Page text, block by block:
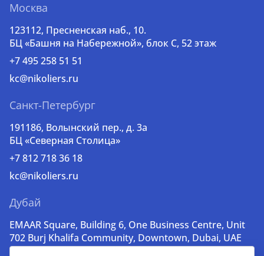
Москва
123112, Пресненская наб., 10.
БЦ «Башня на Набережной», блок С, 52 этаж
+7 495 258 51 51
kc@nikoliers.ru
Санкт-Петербург
191186, Волынский пер., д. 3a
БЦ «Северная Столица»
+7 812 718 36 18
kc@nikoliers.ru
Дубай
EMAAR Square, Building 6, One Business Centre, Unit
702 Burj Khalifa Community, Downtown, Dubai, UAE